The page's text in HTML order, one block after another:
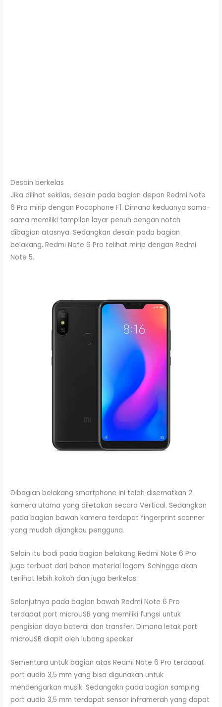
Desain berkelas
Jika dilihat sekilas, desain pada bagian depan Redmi Note
6 Pro mirip dengan Pocophone F1. Dimana keduanya sama-
sama memiliki tampilan layar penuh dengan notch
dibagian atasnya. Sedangkan desain pada bagian
belakang, Redmi Note 6 Pro telihat mirip dengan Redmi
Note 5.
Dibagian belakang smartphone ini telah disematkan 2
kamera utama yang diletakan secara Vertical. Sedangkan
pada bagian bawah kamera terdapat fingerprint scanner
yang mudah dijangkau pengguna.
Selain itu bodi pada bagian belakang Redmi Note 6 Pro
juga terbuat dari bahan material logam. Sehingga akan
terlihat lebih kokoh dan juga berkelas.
Selanjutnya pada bagian bawah Redmi Note 6 Pro
terdapat port microUSB yang memiliki fungsi untuk
pengisian daya baterai dan transfer. Dimana letak port
microUSB diapit oleh lubang speaker.
Sementara untuk bagian atas Redmi Note 6 Pro terdapat
port audio 3,5 mm yang bisa digunakan untuk
mendengarkan musik. Sedangakn pada bagian samping
port audio 3,5 mm terdapat sensor inframerah yang dapat